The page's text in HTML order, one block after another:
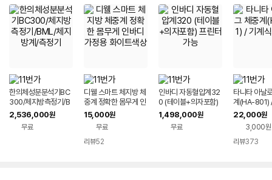
한의체성분분석기BC
300/체지방측정기/B
ML/체지방계/측정기
2,536,000원
무료
디웰 스마트 체지방 체
중계 정확한 몸무게 인
바디 가정용 화이트색
15,000원
무료
리뷰52
인바디 자동혈압계32
0 (테이블+의자포함)
프린터가능
1,498,000원
무료
타니타 아날
계(HA-801)
체중계
22,000원
3,000원
리뷰373